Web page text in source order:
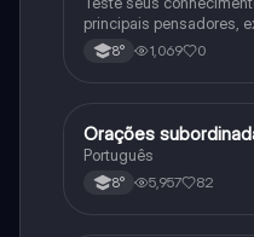
principais pensadores,
impacto histórico.
8° 1,069 0
Português
Orações
Português
8° 5,957 82